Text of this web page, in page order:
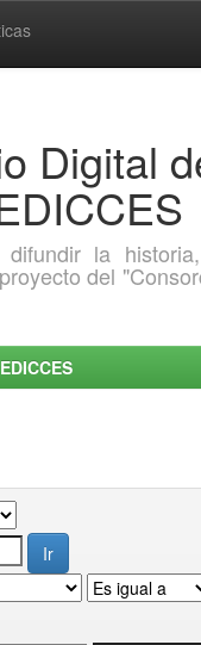
Digital
la
del